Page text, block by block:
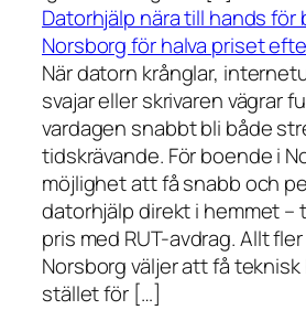
Datorhjälp nära till hands för
Norsborg för halva priset
När datorn krånglar,
svajar eller skrivaren vägrar
vardagen snabbt bli både
tidskrävande. För boende i
möjlighet att få snabb och
datorhjälp direkt i hemmet –
pris med RUT-avdrag. Allt
Norsborg väljer att få
stället för […]